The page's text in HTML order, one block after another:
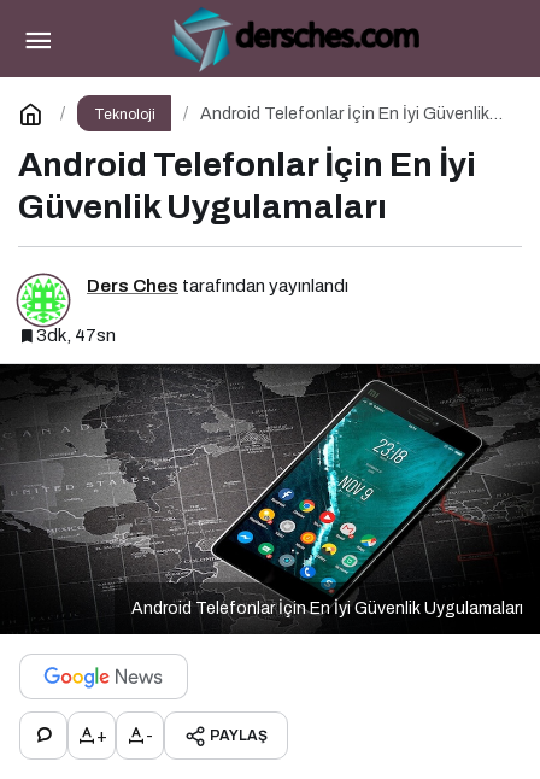
Teknoloji
Android Telefonlar İçin En İyi Güvenlik
Android Telefonlar İçin En İyi
Güvenlik Uygulamaları
Ders Ches tarafından yayınlandı
3dk, 47sn
Android Telefonlar İçin En İyi Güvenlik Uygulamaları
+ - PAYLAŞ
Yapay Zeka CEO Oldu: Çinli Şirketin 2022’de
Attığı Adım Yeniden Gündemde
Yorum Yap